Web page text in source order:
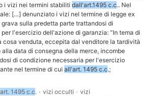
i vizi nei termini stabiliti dall'art.1495 c.c.. Nel
[…] denunziato i vizi nel termine di legge ex
grava sulla predetta parte trattandosi di
l'esercizio dell'azione di garanzia: “In tema di
cosa venduta, eccepita dal venditore la tardività
data di consegna della merce, incombe
di condizione necessaria per l'esercizio
nel termine di cui all'art. 1495 c.c.;
art. 1495 c.c. · vizi occulti · vizi